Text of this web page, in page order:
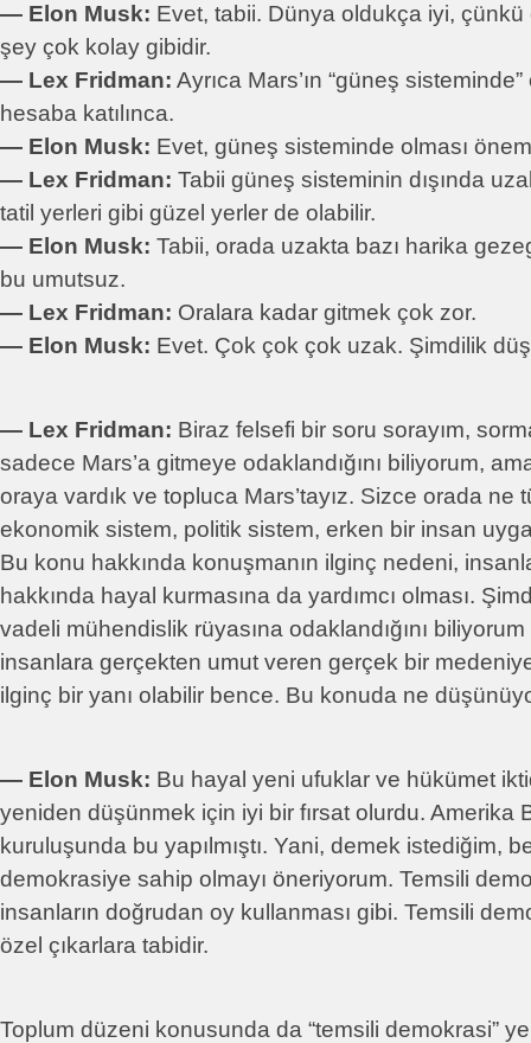
― Elon Musk: Evet, tabii. Dünya oldukça iyi,
şey çok kolay gibidir.
― Lex Fridman: Ayrıca Mars’ın “güneş
hesaba katılınca.
― Elon Musk: Evet, güneş sisteminde olması
― Lex Fridman: Tabii güneş sisteminin dışında
tatil yerleri gibi güzel yerler de olabilir.
― Elon Musk: Tabii, orada uzakta bazı harika
bu umutsuz.
― Lex Fridman: Oralara kadar gitmek çok zor.
― Elon Musk: Evet. Çok çok çok uzak. Şimdilik
― Lex Fridman: Biraz felsefi bir soru sorayım,
sadece Mars’a gitmeye odaklandığını biliyorum,
oraya vardık ve topluca Mars’tayız. Sizce orada ne
ekonomik sistem, politik sistem, erken bir insan
Bu konu hakkında konuşmanın ilginç nedeni,
hakkında hayal kurmasına da yardımcı olması.
vadeli mühendislik rüyasına odaklandığını
insanlara gerçekten umut veren gerçek bir
ilginç bir yanı olabilir bence. Bu konuda ne
― Elon Musk: Bu hayal yeni ufuklar ve hükümet
yeniden düşünmek için iyi bir fırsat olurdu. Amerika
kuruluşunda bu yapılmıştı. Yani, demek istediğim,
demokrasiye sahip olmayı öneriyorum. Temsili
insanların doğrudan oy kullanması gibi. Temsili
özel çıkarlara tabidir.
Toplum düzeni konusunda da “temsili demokrasi”